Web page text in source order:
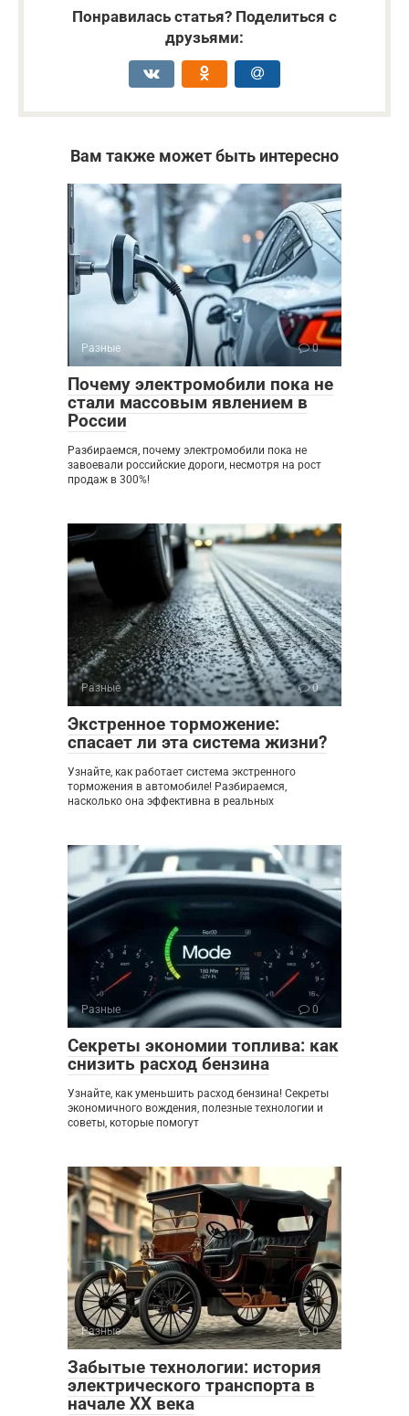
Понравилась статья? Поделиться с
друзьями:
Вам также может быть интересно
Разные 0
Почему электромобили пока не
стали массовым явлением в
России
Разбираемся, почему электромобили пока не
завоевали российские дороги, несмотря на рост
продаж в 300%!
Разные 0
Экстренное торможение:
спасает ли эта система жизни?
Узнайте, как работает система экстренного
торможения в автомобиле! Разбираемся,
насколько она эффективна в реальных
Разные 0
Секреты экономии топлива: как
снизить расход бензина
Узнайте, как уменьшить расход бензина! Секреты
экономичного вождения, полезные технологии и
советы, которые помогут
Разные 0
Забытые технологии: история
электрического транспорта в
начале XX века